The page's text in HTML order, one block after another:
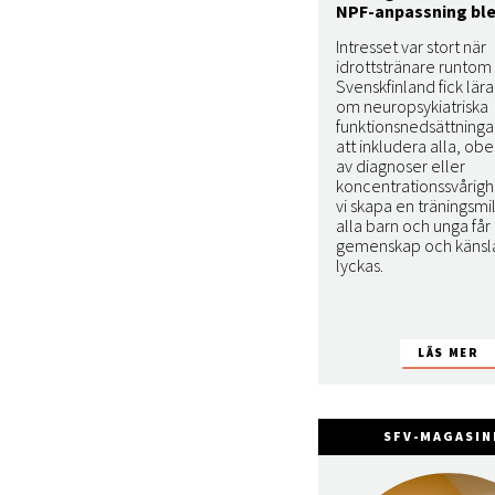
NPF-anpassning
Intresset var stort när
idrottstränare runtom
Svenskfinland fick
om neuropsykiatriska
att inkludera alla,
av diagnoser eller
vi skapa en
alla barn och unga
gemenskap och
lyckas.
SFV-